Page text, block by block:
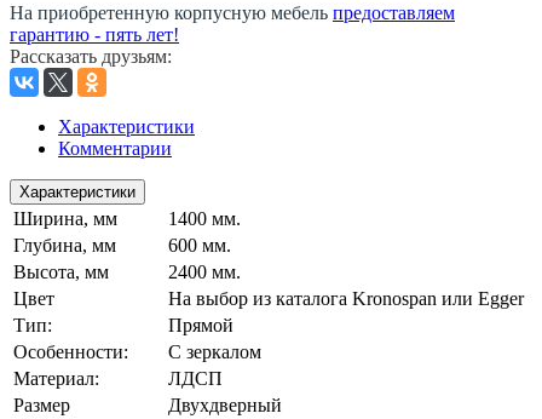
На приобретенную корпусную мебель предоставляем
гарантию - пять лет!
Рассказать друзьям:
Характеристики
Комментарии
Характеристики
Ширина, мм
1400 мм.
Глубина, мм
600 мм.
Высота, мм
2400 мм.
Цвет
На выбор из каталога Kronospan или Egger
Тип:
Прямой
Особенности:
С зеркалом
Материал:
ЛДСП
Размер
Двухдверный